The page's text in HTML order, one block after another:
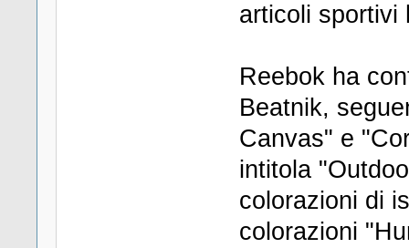
articoli sportivi
Reebok ha
Beatnik,
Canvas" e
intitola
colorazioni di
colorazioni